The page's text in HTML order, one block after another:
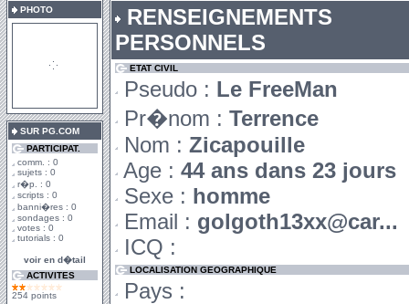
PHOTO
SUR PG.COM
PARTICIPAT.
comm. : 0
sujets : 0
r�p. : 0
scripts : 0
banni�res : 0
sondages : 0
votes : 0
tutorials : 0
voir en d�tail
ACTIVITES
254 points
RENSEIGNEMENTS
PERSONNELS
ETAT CIVIL
Pseudo : Le FreeMan
Pr�nom : Terrence
Nom : Zicapouille
Age : 44 ans dans 23 jours
Sexe : homme
Email : golgoth13xx@car...
ICQ :
LOCALISATION GEOGRAPHIQUE
Pays :